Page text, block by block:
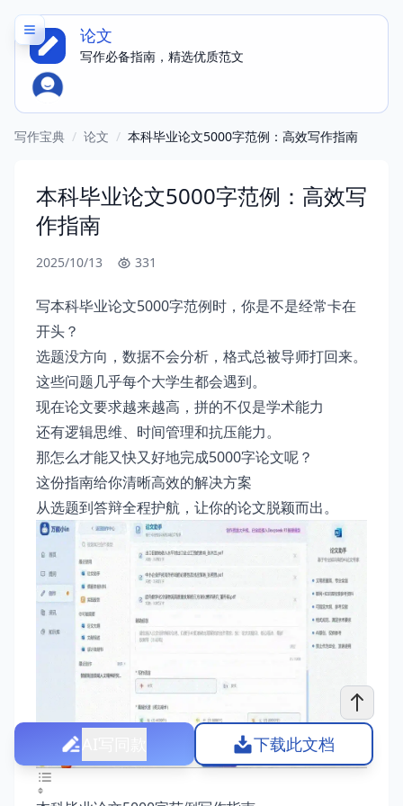
论文
写作必备指南，精选优质范文
写作宝典 / 论文 / 本科毕业论文5000字范例：高效写作指南
本科毕业论文5000字范例：高效写
作指南
2025/10/13 331
写本科毕业论文5000字范例时，你是不是经常卡在
开头？
选题没方向，数据不会分析，格式总被导师打回来。
这些问题几乎每个大学生都会遇到。
现在论文要求越来越高，拼的不仅是学术能力
还有逻辑思维、时间管理和抗压能力。
那怎么才能又快又好地完成5000字论文呢？
这份指南给你清晰高效的解决方案
从选题到答辩全程护航，让你的论文脱颖而出。
下载此文档